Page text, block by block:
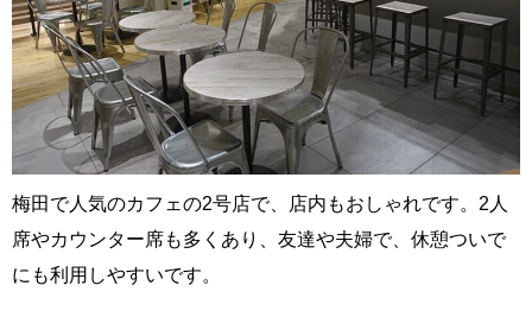
梅田で人気のカフェの2号店で、店内もおしゃれです。2人
席やカウンター席も多くあり、友達や夫婦で、休憩ついで
にも利用しやすいです。